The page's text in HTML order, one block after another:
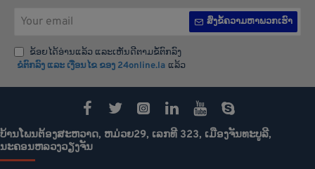
email
ສົ່ງຂໍ້ຄວາມຫາພວກເຮົາ
ຂ້ອຍໄດ້ອ່ານແລ້ວ ແລະເຫັນດີຕາມຂໍ້ຕົກລົງ
ຂໍຕົກລົງ ແລະ ເງືອນໄຂ ຂອງ 24online.la ແລ້ວ
ບ້ານໂພນຕ້ອງສະຫວາດ, ຫມ່ວຍ29, ເລກທີ 323, ເມືອງຈັນທະບູລີ,
ນະຄອນຫລວງວຽງຈັນ